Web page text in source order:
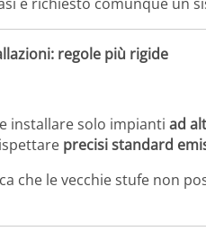
regole più rigide
installare solo impianti ad
precisi standard
che le vecchie stufe non